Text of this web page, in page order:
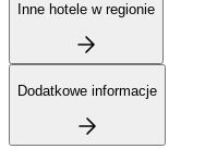
Inne hotele w regionie
Dodatkowe informacje